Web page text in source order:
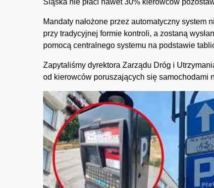
Śląska nie płaci nawet 30% kierowców
Mandaty nałożone przez automatyczny
przy tradycyjnej formie kontroli, a zostaną
pomocą centralnego systemu na podstawie
Zapytaliśmy dyrektora Zarządu Dróg i
od kierowców poruszających się samochodami